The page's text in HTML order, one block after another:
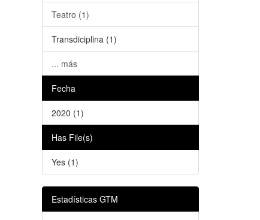
Teatro (1)
Transdiciplina (1)
... más
Fecha
2020 (1)
Has File(s)
Yes (1)
Estadísticas GTM